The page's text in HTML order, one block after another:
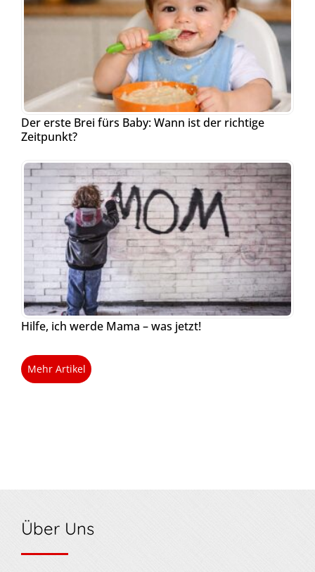
Der erste Brei fürs Baby: Wann ist der richtige
Zeitpunkt?
Hilfe, ich werde Mama – was jetzt!
Mehr Artikel
Über Uns